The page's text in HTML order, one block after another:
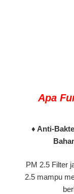
Apa
♦ Anti-
PM 2.5 Filter
2.5 mampu